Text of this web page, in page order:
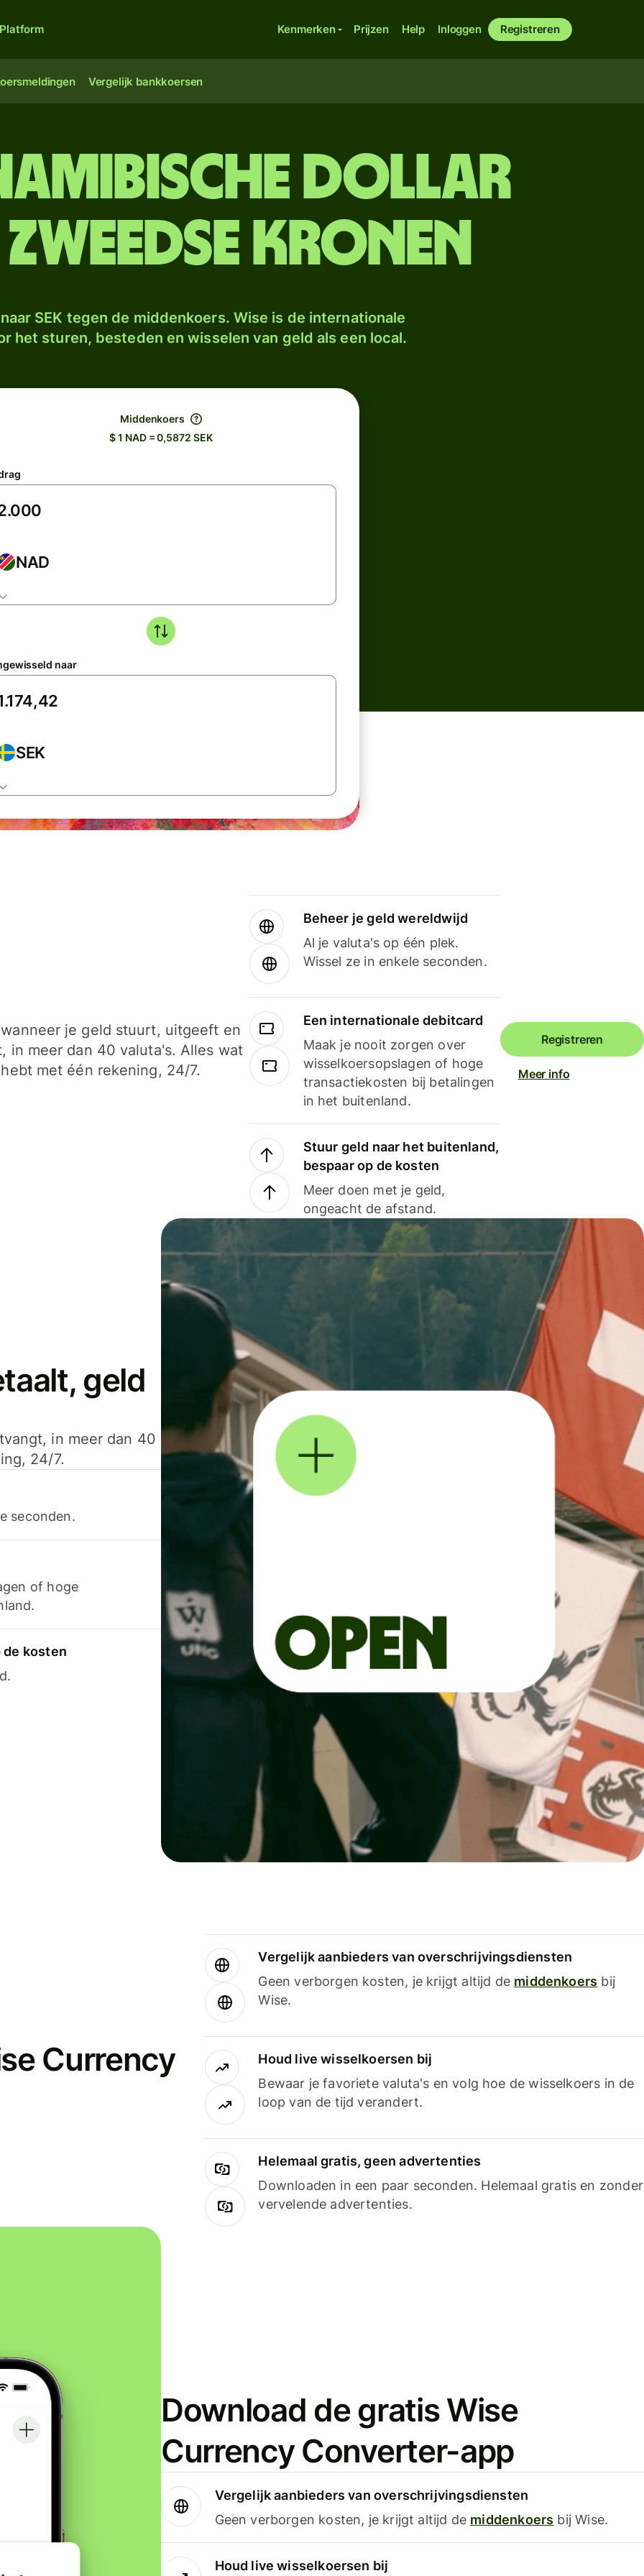
Platform Kenmerken Prijzen Help Inloggen Registreren
Vergelijk bankkoersen
dollar
kronen
SEK tegen de middenkoers. Wise is de internationale
het sturen, besteden en wisselen van geld als een local.
Middenkoers
$ 1 NAD = 0,5872 SEK
NAD
naar
SEK
je geld stuurt, uitgeeft en
in meer dan 40 valuta's. Alles wat
met één rekening, 24/7.
Beheer je geld wereldwijd
Al je valuta's op één plek.
Wissel ze in enkele seconden.
Een internationale debitcard
Maak je nooit zorgen over
wisselkoersopslagen of hoge
transactiekosten bij betalingen
in het buitenland.
Stuur geld naar het buitenland,
bespaar op de kosten
Meer doen met je geld,
ongeacht de afstand.
Registreren
Meer info
geld
in meer dan 40
24/7.
seconden.
of hoge
de kosten
Currency
Vergelijk aanbieders van overschrijvingsdiensten
Geen verborgen kosten, je krijgt altijd de middenkoers bij
Wise.
Houd live wisselkoersen bij
Bewaar je favoriete valuta's en volg hoe de wisselkoers in de
loop van de tijd verandert.
Helemaal gratis, geen advertenties
Downloaden in een paar seconden. Helemaal gratis en zonder
vervelende advertenties.
Download de gratis Wise
Currency Converter-app
Vergelijk aanbieders van overschrijvingsdiensten
Geen verborgen kosten, je krijgt altijd de middenkoers bij Wise.
Houd live wisselkoersen bij